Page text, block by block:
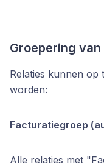
Groepering
Relaties kunnen op
worden:
Facturatiegroep
Alle relaties met